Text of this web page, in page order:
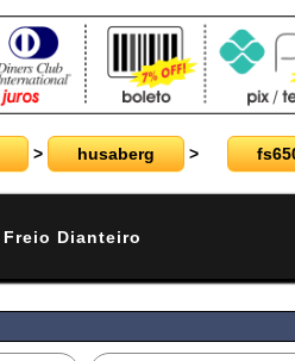
> husaberg >
Freio Dianteiro